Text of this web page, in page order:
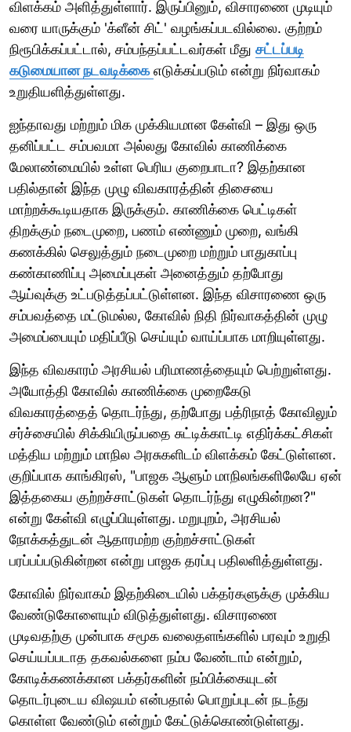
விளக்கம் அளித்துள்ளார். இருப்பினும், விசாரணை முடியும்
வரை யாருக்கும் 'க்ளீன் சிட்' வழங்கப்படவில்லை. குற்றம்
நிரூபிக்கப்பட்டால், சம்பந்தப்பட்டவர்கள் மீது சட்டப்படி
கடுமையான நடவடிக்கை எடுக்கப்படும் என்று நிர்வாகம்
உறுதியளித்துள்ளது.
ஐந்தாவது மற்றும் மிக முக்கியமான கேள்வி – இது ஒரு
தனிப்பட்ட சம்பவமா அல்லது கோவில் காணிக்கை
மேலாண்மையில் உள்ள பெரிய குறைபாடா? இதற்கான
பதில்தான் இந்த முழு விவகாரத்தின் திசையை
மாற்றக்கூடியதாக இருக்கும். காணிக்கை பெட்டிகள்
திறக்கும் நடைமுறை, பணம் எண்ணும் முறை, வங்கி
கணக்கில் செலுத்தும் நடைமுறை மற்றும் பாதுகாப்பு
கண்காணிப்பு அமைப்புகள் அனைத்தும் தற்போது
ஆய்வுக்கு உட்படுத்தப்பட்டுள்ளன. இந்த விசாரணை ஒரு
சம்பவத்தை மட்டுமல்ல, கோவில் நிதி நிர்வாகத்தின் முழு
அமைப்பையும் மதிப்பீடு செய்யும் வாய்ப்பாக மாறியுள்ளது.
இந்த விவகாரம் அரசியல் பரிமாணத்தையும் பெற்றுள்ளது.
அயோத்தி கோவில் காணிக்கை முறைகேடு
விவகாரத்தைத் தொடர்ந்து, தற்போது பத்ரிநாத் கோவிலும்
சர்ச்சையில் சிக்கியிருப்பதை சுட்டிக்காட்டி எதிர்க்கட்சிகள்
மத்திய மற்றும் மாநில அரசுகளிடம் விளக்கம் கேட்டுள்ளன.
குறிப்பாக காங்கிரஸ், "பாஜக ஆளும் மாநிலங்களிலேயே ஏன்
இத்தகைய குற்றச்சாட்டுகள் தொடர்ந்து எழுகின்றன?"
என்று கேள்வி எழுப்பியுள்ளது. மறுபுறம், அரசியல்
நோக்கத்துடன் ஆதாரமற்ற குற்றச்சாட்டுகள்
பரப்பப்படுகின்றன என்று பாஜக தரப்பு பதிலளித்துள்ளது.
கோவில் நிர்வாகம் இதற்கிடையில் பக்தர்களுக்கு முக்கிய
வேண்டுகோளையும் விடுத்துள்ளது. விசாரணை
முடிவதற்கு முன்பாக சமூக வலைதளங்களில் பரவும் உறுதி
செய்யப்படாத தகவல்களை நம்ப வேண்டாம் என்றும்,
கோடிக்கணக்கான பக்தர்களின் நம்பிக்கையுடன்
தொடர்புடைய விஷயம் என்பதால் பொறுப்புடன் நடந்து
கொள்ள வேண்டும் என்றும் கேட்டுக்கொண்டுள்ளது.